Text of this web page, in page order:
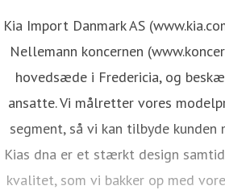
Kia Import Danmark AS
Nellemann koncernen
hovedsæde i Fredericia, og
ansatte. Vi målretter vores
segment, så vi kan tilbyde kunden
Kias dna er et stærkt design
kvalitet, som vi bakker op med